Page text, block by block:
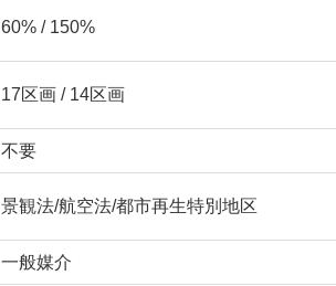
60% / 150%
17区画 / 14区画
不要
景観法/航空法/都市再生特別地区
一般媒介